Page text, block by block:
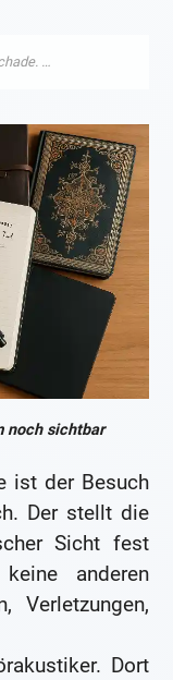
noch sichtbar
ist der Besuch
Der stellt die
Sicht fest
anderen
Verletzungen,
Dort